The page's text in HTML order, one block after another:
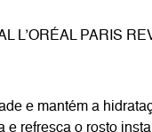
L’ORÉAL PARIS
e mantém a
e refresca o rosto